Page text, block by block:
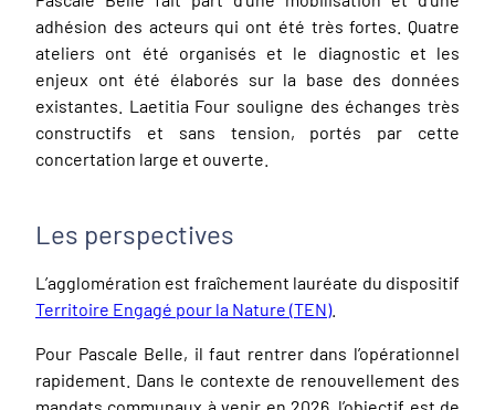
adhésion des acteurs qui ont été très fortes. Quatre
ateliers ont été organisés et le diagnostic et les
enjeux ont été élaborés sur la base des données
existantes. Laetitia Four souligne des échanges très
constructifs et sans tension, portés par cette
concertation large et ouverte.
Les perspectives
L’agglomération est fraîchement lauréate du dispositif
Territoire Engagé pour la Nature (TEN).
Pour Pascale Belle, il faut rentrer dans l’opérationnel
rapidement. Dans le contexte de renouvellement des